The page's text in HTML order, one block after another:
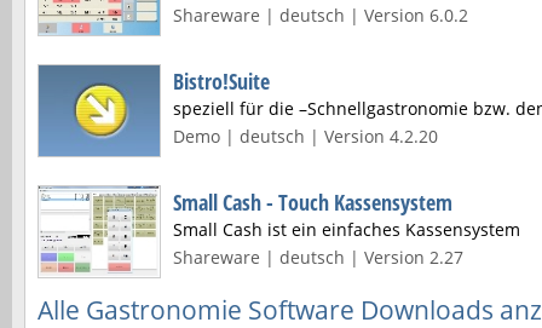
Shareware | deutsch | Version 6.0.2
Bistro!Suite
speziell für die –Schnellgastronomie bzw.
Demo | deutsch | Version 4.2.20
Small Cash - Touch Kassensystem
Small Cash ist ein einfaches Kassensystem
Shareware | deutsch | Version 2.27
Alle Gastronomie Software Downloads